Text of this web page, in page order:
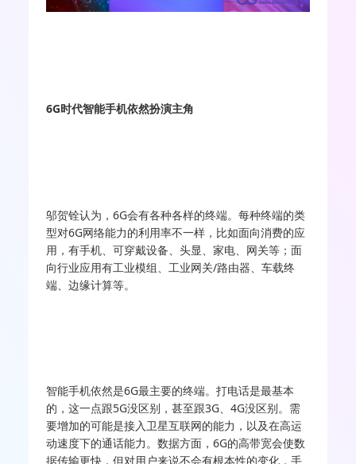
6G时代智能手机依然扮演主角
邬贺铨认为，6G会有各种各样的终端。每种终端的类
型对6G网络能力的利用率不一样，比如面向消费的应
用，有手机、可穿戴设备、头显、家电、网关等；面
向行业应用有工业模组、工业网关/路由器、车载终
端、边缘计算等。
智能手机依然是6G最主要的终端。打电话是最基本
的，这一点跟5G没区别，甚至跟3G、4G没区别。需
要增加的可能是接入卫星互联网的能力，以及在高运
动速度下的通话能力。数据方面，6G的高带宽会使数
据传输更快，但对用户来说不会有根本性的变化，手